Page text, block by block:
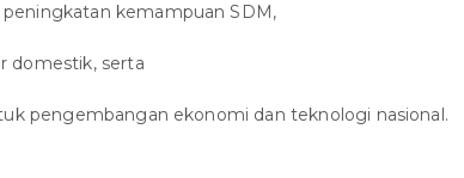
kemampuan SDM,
domestik, serta
pengembangan ekonomi dan teknologi nasional.